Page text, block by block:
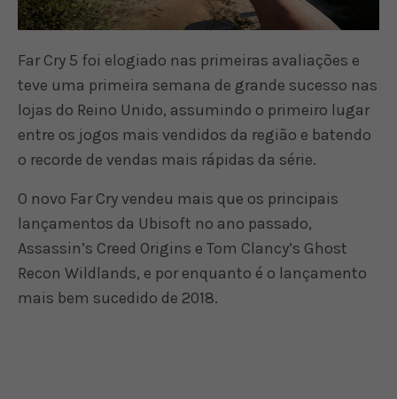
Far Cry 5 foi elogiado nas primeiras avaliações e
teve uma primeira semana de grande sucesso nas
lojas do Reino Unido, assumindo o primeiro lugar
entre os jogos mais vendidos da região e batendo
o recorde de vendas mais rápidas da série.
O novo Far Cry vendeu mais que os principais
lançamentos da Ubisoft no ano passado,
Assassin’s Creed Origins e Tom Clancy’s Ghost
Recon Wildlands, e por enquanto é o lançamento
mais bem sucedido de 2018.